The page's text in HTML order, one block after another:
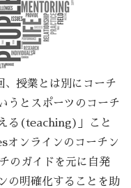
、授業とは別にコーチ
うとスポーツのコーチ
る(teaching)」こと
オンラインのコーチン
のガイドを元に自発
の明確化することを助